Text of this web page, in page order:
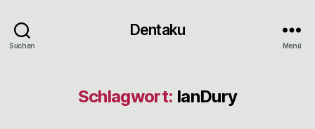
Suchen
Dentaku
Menü
Schlagwort: IanDury